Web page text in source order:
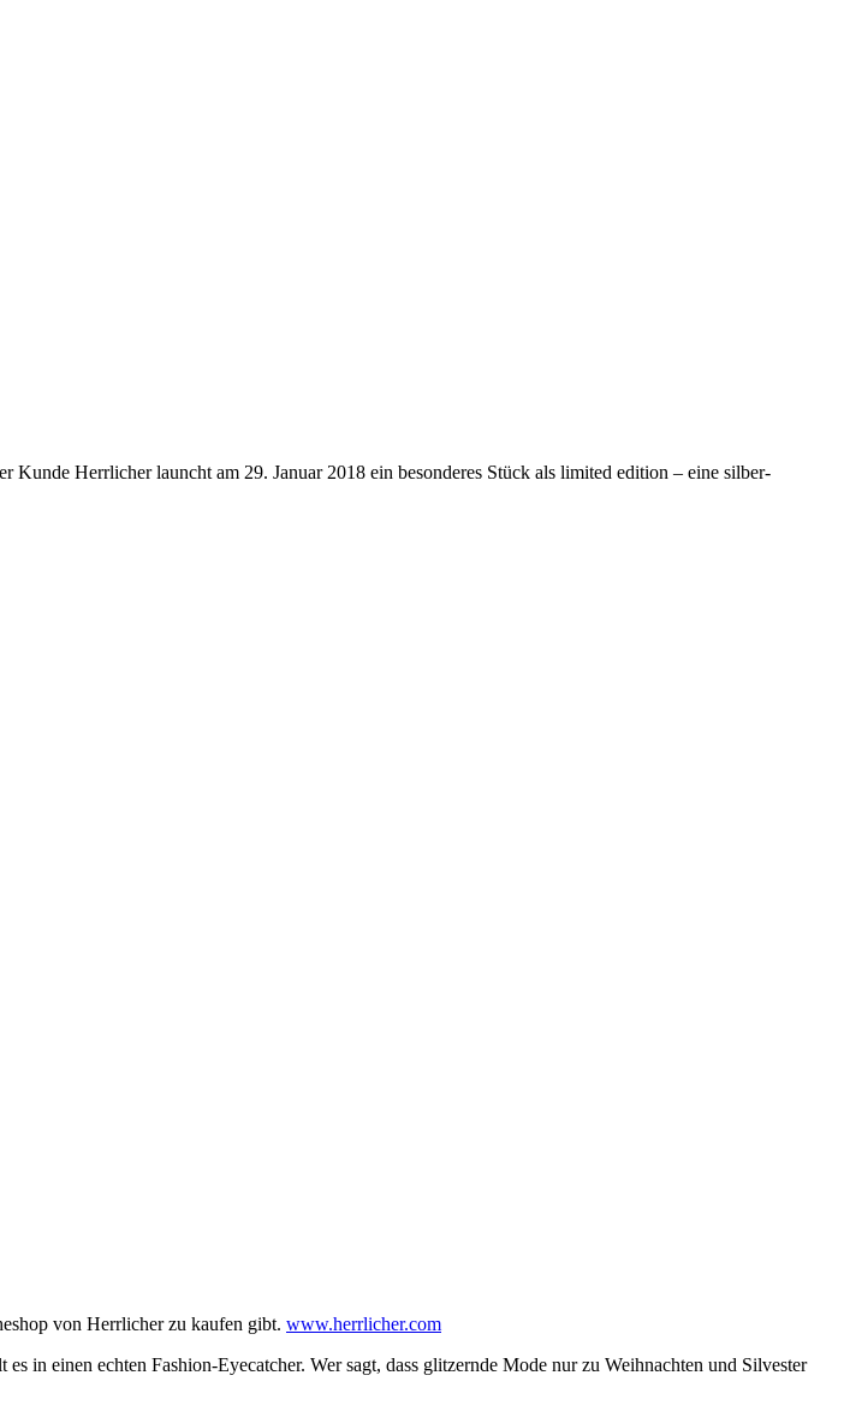
Herrlicher launcht am 29. Januar 2018 ein besonderes Stück als limited edition – eine silber-
von Herrlicher zu kaufen gibt. www.herrlicher.com
in einen echten Fashion-Eyecatcher. Wer sagt, dass glitzernde Mode nur zu Weihnachten und Silvester